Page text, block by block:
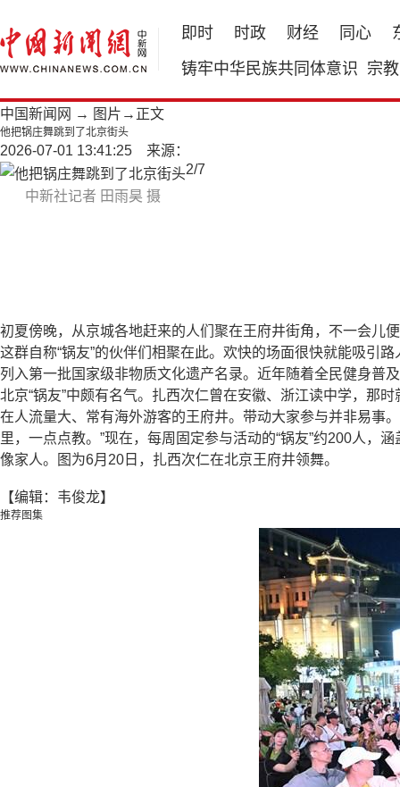
即时 时政 财经 同心
铸牢中华民族共同体意识 宗教
中国新闻网 → 图片 →正文
他把锅庄舞跳到了北京街头
2026-07-01 13:41:25 来源：
中新社记者 田雨昊 摄
2/7
初夏傍晚，从京城各地赶来的人们聚在王府井街角，不一会儿
这群自称“锅友”的伙伴们相聚在此。欢快的场面很快就能吸引
列入第一批国家级非物质文化遗产名录。近年随着全民健身普
北京“锅友”中颇有名气。扎西次仁曾在安徽、浙江读中学，那
在人流量大、常有海外游客的王府井。带动大家参与并非易事
里，一点点教。”现在，每周固定参与活动的“锅友”约200人
像家人。图为6月20日，扎西次仁在北京王府井领舞。
【编辑：韦俊龙】
推荐图集